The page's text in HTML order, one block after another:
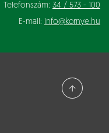
Telefonszám: 34 / 573 - 100
E-mail: info@kornye.hu